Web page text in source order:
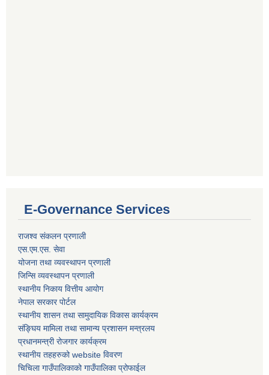
E-Governance Services
राजश्व संकलन प्रणाली
एस.एम.एस. सेवा
योजना तथा व्यवस्थापन प्रणाली
जिन्सि व्यवस्थापन प्रणाली
स्थानीय निकाय वित्तीय आयोग
नेपाल सरकार पोर्टल
स्थानीय शासन तथा सामुदायिक विकास कार्यक्रम
संङ्घिय मामिला तथा सामान्य प्रशासन मन्त्रलय
प्रधानमन्त्री रोजगार कार्यक्रम
स्थानीय तहहरुको website विवरण
चिचिला गाउँपालिकाको गाउँपालिका प्रोफाईल